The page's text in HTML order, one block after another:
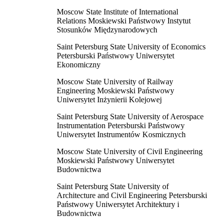
Moscow State Institute of International
Relations Moskiewski Państwowy Instytut
Stosunków Międzynarodowych
Saint Petersburg State University of Economics
Petersburski Państwowy Uniwersytet
Ekonomiczny
Moscow State University of Railway
Engineering Moskiewski Państwowy
Uniwersytet Inżynierii Kolejowej
Saint Petersburg State University of Aerospace
Instrumentation Petersburski Państwowy
Uniwersytet Instrumentów Kosmicznych
Moscow State University of Civil Engineering
Moskiewski Państwowy Uniwersytet
Budownictwa
Saint Petersburg State University of
Architecture and Civil Engineering Petersburski
Państwowy Uniwersytet Architektury i
Budownictwa